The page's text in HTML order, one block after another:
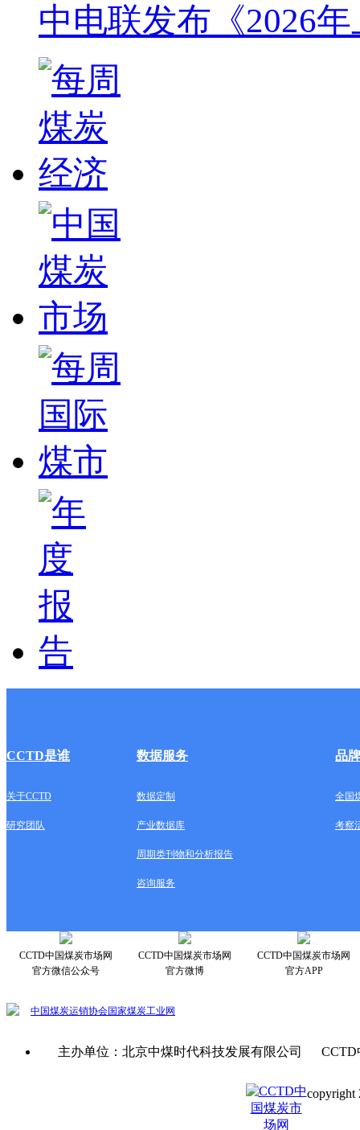
中电联发布《2026
CCTD是谁 数据服务 品
关于CCTD 数据定制 全国
研究团队 产业数据库 考察
周期类刊物和分析报告
咨询服务
CCTD中国煤炭市场网
官方微信公众号
CCTD中国煤炭市场网
官方微博
CCTD中国煤炭市场网
官方APP
中国煤炭运销协会国家煤炭工业网
主办单位：北京中煤时代科技发展有限公司
copyright